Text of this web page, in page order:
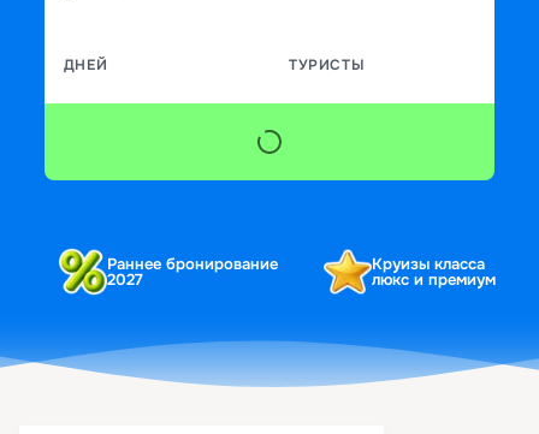
ДНЕЙ ТУРИСТЫ
Раннее бронирование
2027
Круизы класса
люкс и премиум